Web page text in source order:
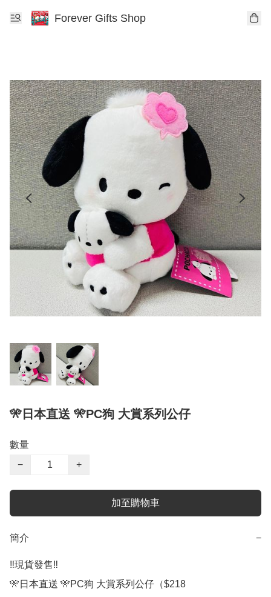
Forever Gifts Shop
🎌日本直送 🎌PC狗 大賞系列公仔
數量
−
+
加至購物車
簡介 −
‼️現貨發售‼️
🎌日本直送 🎌PC狗 大賞系列公仔（$218